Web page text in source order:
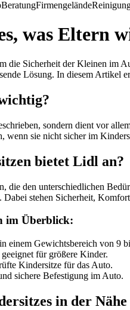
BeratungFirmengelände
was Eltern
die Sicherheit der Kleinen im
Lösung. In diesem Artikel
sondern dient vor
wenn sie nicht sicher im
bietet Lidl an?
die den unterschiedlichen
stehen Sicherheit,
im Überblick:
einem Gewichtsbereich von 9
für größere Kinder.
Kindersitze für das Auto.
sichere Befestigung im Auto.
in der Nähe